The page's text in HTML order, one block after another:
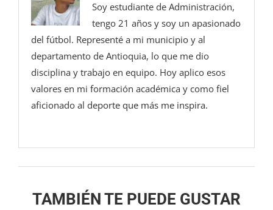
Soy estudiante de Administración,
tengo 21 años y soy un apasionado
del fútbol. Representé a mi municipio y al
departamento de Antioquia, lo que me dio
disciplina y trabajo en equipo. Hoy aplico esos
valores en mi formación académica y como fiel
aficionado al deporte que más me inspira.
TAMBIÉN TE PUEDE GUSTAR